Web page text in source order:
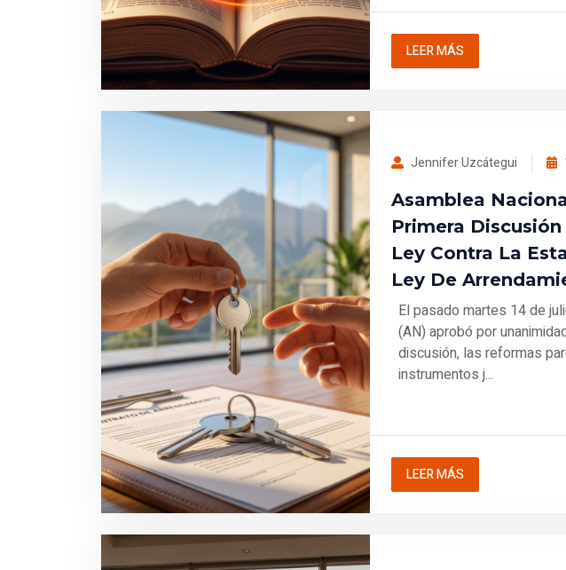
LEER MÁS
Jennifer Uzcátegui
Asamblea
Primera
Ley Contra La
Ley De
El pasado martes 14 de
(AN) aprobó por
discusión, las reformas
instrumentos j...
LEER MÁS